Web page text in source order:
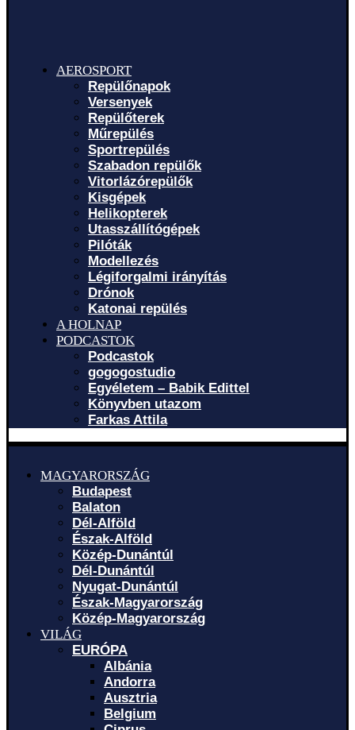
AEROSPORT
Repülőnapok
Versenyek
Repülőterek
Műrepülés
Sportrepülés
Szabadon repülők
Vitorlázórepülők
Kisgépek
Helikopterek
Utasszállítógépek
Pilóták
Modellezés
Légiforgalmi irányítás
Drónok
Katonai repülés
A HOLNAP
PODCASTOK
Podcastok
gogogostudio
Egyéletem – Babik Edittel
Könyvben utazom
Farkas Attila
MAGYARORSZÁG
Budapest
Balaton
Dél-Alföld
Észak-Alföld
Közép-Dunántúl
Dél-Dunántúl
Nyugat-Dunántúl
Észak-Magyarország
Közép-Magyarország
VILÁG
EURÓPA
Albánia
Andorra
Ausztria
Belgium